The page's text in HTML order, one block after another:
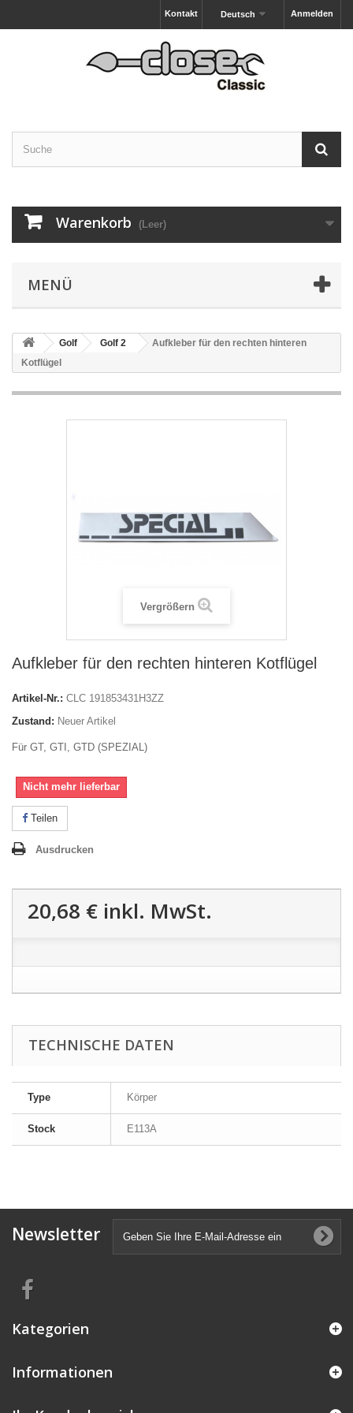
Anmelden
Deutsch
Kontakt
Warenkorb (Leer)
MENÜ
Golf Golf 2
Aufkleber für den rechten hinteren
Kotflügel
Vergrößern
Aufkleber für den rechten hinteren Kotflügel
Artikel-Nr.: CLC 191853431H3ZZ
Zustand: Neuer Artikel
Für GT, GTI, GTD (SPEZIAL)
Nicht mehr lieferbar
Teilen
Ausdrucken
20,68 € inkl. MwSt.
TECHNISCHE DATEN
Type Körper
Stock E113A
Newsletter
Kategorien
Informationen